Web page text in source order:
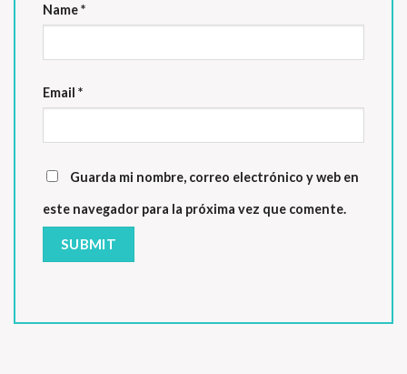
Name*
Email *
Guarda mi nombre, correo electrónico y web en
este navegador para la próxima vez que comente.